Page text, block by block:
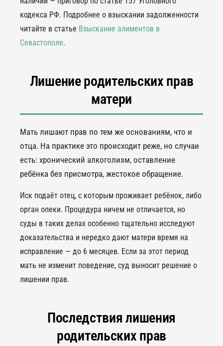
кодекса РФ. Подробнее о взыскании задолженности
читайте в статье Взыскание алиментов в
Севастополе.
Лишение родительских прав
матери
Мать лишают прав по тем же основаниям, что и
отца. На практике это происходит реже, но случаи
есть: хронический алкоголизм, оставление
ребёнка без присмотра, жестокое обращение.
Иск подаёт отец, с которым проживает ребёнок, либо
орган опеки. Процедура ничем не отличается, но
суды в таких делах особенно тщательно исследуют
доказательства и нередко дают матери время на
исправление — до 6 месяцев. Если за этот период
мать не изменит поведение, суд выносит решение о
лишении прав.
Последствия лишения
родительских прав